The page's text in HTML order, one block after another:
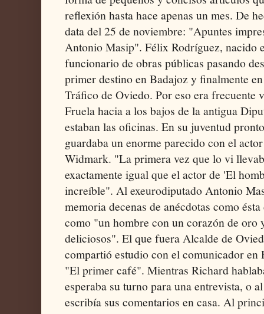
reflexión hasta hace apenas un mes. De
data del 25 de noviembre: "Apuntes
Antonio Masip". Félix Rodríguez, nacido
funcionario de obras públicas pasando
primer destino en Badajoz y finalmente
Tráfico de Oviedo. Por eso era frecuente
Fruela hacia a los bajos de la antigua
estaban las oficinas. En su juventud
guardaba un enorme parecido con el
Widmark. "La primera vez que lo vi
exactamente igual que el actor de 'El
increíble". Al exeurodiputado Antonio
memoria decenas de anécdotas como
como "un hombre con un corazón de oro
deliciosos". El que fuera Alcalde de
compartió estudio con el comunicador
"El primer café". Mientras Richard
esperaba su turno para una entrevista, o
escribía sus comentarios en casa. Al